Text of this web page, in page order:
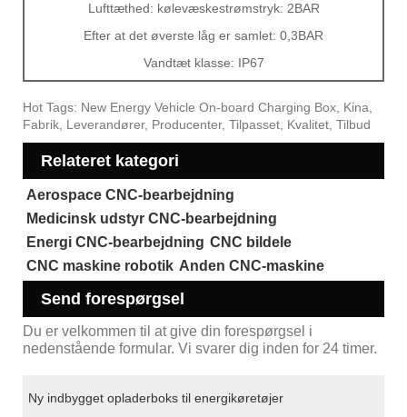
Lufttæthed: kølevæskestrømstryk: 2BAR
Efter at det øverste låg er samlet: 0,3BAR
Vandtæt klasse: IP67
Hot Tags: New Energy Vehicle On-board Charging Box, Kina,
Fabrik, Leverandører, Producenter, Tilpasset, Kvalitet, Tilbud
Relateret kategori
Aerospace CNC-bearbejdning
Medicinsk udstyr CNC-bearbejdning
Energi CNC-bearbejdning CNC bildele
CNC maskine robotik Anden CNC-maskine
Send forespørgsel
Du er velkommen til at give din forespørgsel i
nedenstående formular. Vi svarer dig inden for 24 timer.